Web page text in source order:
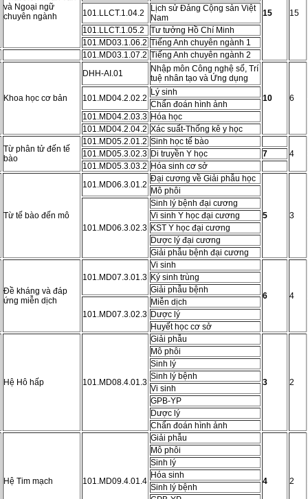
và Ngoại ngữ
chuyên ngành
15 15
101.LLCT.1.04.2
Lịch sử Đảng Cộng sản Việt
Nam
101.LLCT.1.05.2
Tư tưởng Hồ Chí Minh
101.MD03.1.06.2 Tiếng Anh chuyên ngành 1
101.MD03.1.07.2 Tiếng Anh chuyên ngành 2
Khoa học cơ bản
DHH-AI.01
Nhập môn Công nghệ số, Trí
tuệ nhân tạo và Ứng dụng
10 6
101.MD04.2.02.2
Lý sinh
Chẩn đoán hình ảnh
101.MD04.2.03.3 Hóa học
101.MD04.2.04.2 Xác suất-Thống kê y học
Từ phân tử đến tế
bào
101.MD05.2.01.2 Sinh học tế bào
4
101.MD05.3.02.3 Di truyền Y học
7
101.MD05.3.03.2 Hóa sinh cơ sở
Từ tế bào đến mô
101.MD06.3.01.2
Đại cương về Giải phẫu học
5 3
Mô phôi
101.MD06.3.02.3
Sinh lý bệnh đại cương
Vi sinh Y học đại cương
KST Y học đại cương
Dược lý đại cương
Giải phẫu bệnh đại cương
Đề kháng và đáp
ứng miễn dịch
101.MD07.3.01.3
Vi sinh
6 4
Ký sinh trùng
Giải phẫu bệnh
101.MD07.3.02.3
Miễn dịch
Dược lý
Huyết học cơ sở
Hệ Hô hấp 101.MD08.4.01.3
Giải phẫu
3 2
Mô phôi
Sinh lý
Sinh lý bệnh
Vi sinh
GPB-YP
Dược lý
Chẩn đoán hình ảnh
Hệ Tim mạch 101.MD09.4.01.4
Giải phẫu
4 2
Mô phôi
Sinh lý
Hóa sinh
Sinh lý bệnh